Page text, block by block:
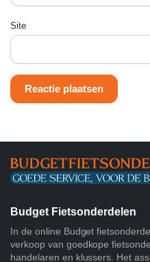
Site
Budget Fietsonderdelen
In de online Budget
verkoop van goedkope
handelaren en klussers. Het